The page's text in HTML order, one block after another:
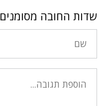
שדות החובה מסומנים